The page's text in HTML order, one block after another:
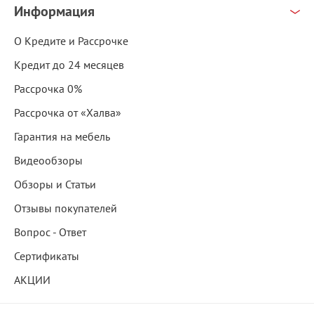
Информация
О Кредите и Рассрочке
Кредит до 24 месяцев
Рассрочка 0%
Рассрочка от «Халва»
Гарантия на мебель
Видеообзоры
Обзоры и Статьи
Отзывы покупателей
Вопрос - Ответ
Сертификаты
АКЦИИ